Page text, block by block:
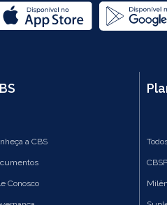
a CBS
Conosco